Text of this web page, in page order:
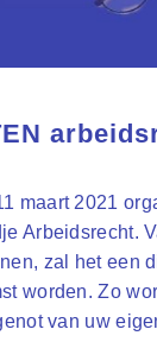
maart 2021
Arbeidsrecht.
zal het een
worden. Zo
van uw